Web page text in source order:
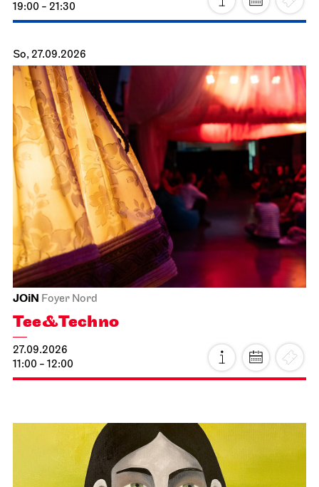
19:00 - 21:30
So, 27.09.2026
JOiN Foyer Nord
Tee&Techno
27.09.2026
11:00 - 12:00